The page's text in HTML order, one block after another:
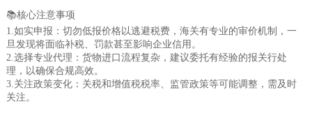
📚核心注意事项‌
‌1.如实申报‌：切勿低报价格以逃避税费，海关有专业的审价机制，一
旦发现将面临补税、罚款甚至影响企业信用。‌‌
2.‌选择专业代理‌：货物进口流程复杂，建议委托有经验的报关行处
理，以确保合规高效。‌
‌3.关注政策变化‌：关税和增值税税率、监管政策等可能调整，需及时
关注。‌‌